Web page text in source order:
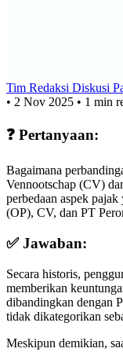
Tim Redaksi Diskusi
• 2 Nov 2025 • 1 min
❓ Pertanyaan:
Bagaimana
Vennootschap (CV)
perbedaan aspek
(OP), CV, dan PT
✅ Jawaban:
Secara historis,
memberikan
dibandingkan dengan
tidak dikategorikan
Meskipun demikian,